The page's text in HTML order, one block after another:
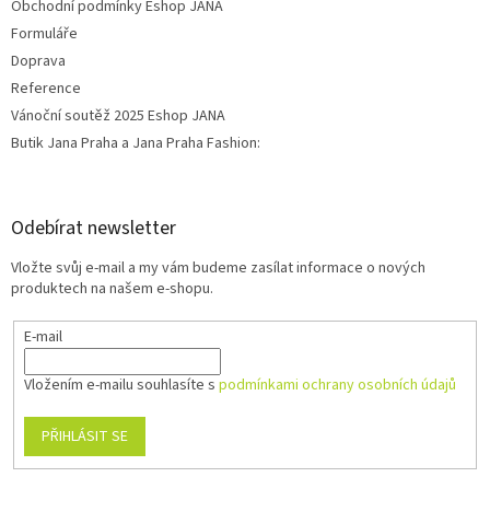
Obchodní podmínky Eshop JANA
Formuláře
Doprava
Reference
Vánoční soutěž 2025 Eshop JANA
Butik Jana Praha a Jana Praha Fashion:
Odebírat newsletter
Vložte svůj e-mail a my vám budeme zasílat informace o nových
produktech na našem e-shopu.
E-mail
Vložením e-mailu souhlasíte s podmínkami ochrany osobních údajů
PŘIHLÁSIT SE